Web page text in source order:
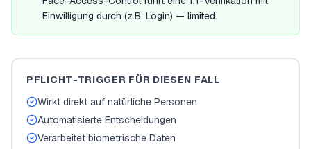
Einwilligung durch (z.B. Login) — limited.
PFLICHT-TRIGGER FÜR DIESEN FALL
Wirkt direkt auf natürliche Personen
Automatisierte Entscheidungen
Verarbeitet biometrische Daten